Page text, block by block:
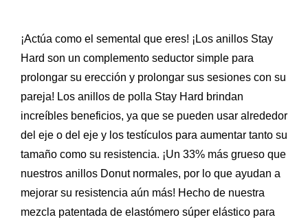
¡Actúa como el semental que eres! ¡Los anillos Stay
Hard son un complemento seductor simple para
prolongar su erección y prolongar sus sesiones con su
pareja! Los anillos de polla Stay Hard brindan
increíbles beneficios, ya que se pueden usar alrededor
del eje o del eje y los testículos para aumentar tanto su
tamaño como su resistencia. ¡Un 33% más grueso que
nuestros anillos Donut normales, por lo que ayudan a
mejorar su resistencia aún más! Hecho de nuestra
mezcla patentada de elastómero súper elástico para